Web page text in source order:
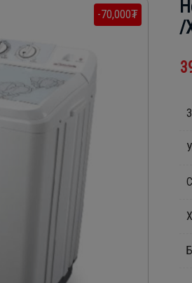
-70,000₮
/